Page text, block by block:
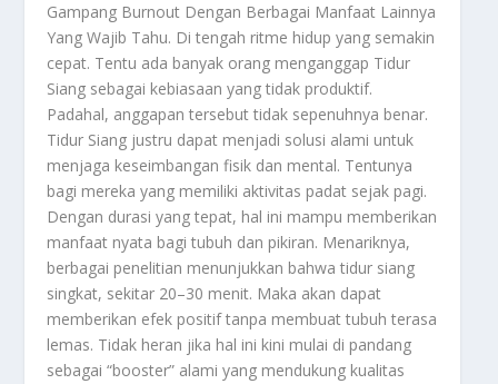
Gampang Burnout Dengan Berbagai Manfaat Lainnya
Yang Wajib Tahu. Di tengah ritme hidup yang semakin
cepat. Tentu ada banyak orang menganggap Tidur
Siang sebagai kebiasaan yang tidak produktif.
Padahal, anggapan tersebut tidak sepenuhnya benar.
Tidur Siang justru dapat menjadi solusi alami untuk
menjaga keseimbangan fisik dan mental. Tentunya
bagi mereka yang memiliki aktivitas padat sejak pagi.
Dengan durasi yang tepat, hal ini mampu memberikan
manfaat nyata bagi tubuh dan pikiran. Menariknya,
berbagai penelitian menunjukkan bahwa tidur siang
singkat, sekitar 20–30 menit. Maka akan dapat
memberikan efek positif tanpa membuat tubuh terasa
lemas. Tidak heran jika hal ini kini mulai di pandang
sebagai “booster” alami yang mendukung kualitas